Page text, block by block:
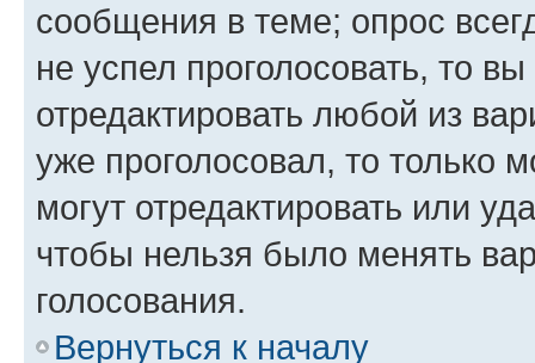
сообщения в теме; опрос
не успел проголосовать, то
отредактировать любой из
уже проголосовал, то только
могут отредактировать или
чтобы нельзя было менять
голосования.
Вернуться к началу